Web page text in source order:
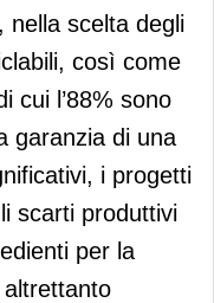
nella scelta degli
così come
cui l’88% sono
garanzia di una
i progetti
scarti produttivi
per la